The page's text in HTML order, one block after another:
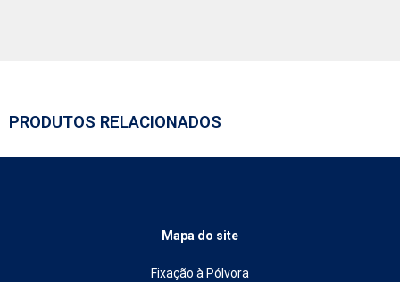
PRODUTOS RELACIONADOS
Mapa do site
Fixação à Pólvora